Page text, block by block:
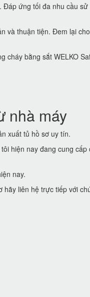
Đáp ứng tối đa nhu cầu sử
và thuận tiện. Đem lại cho
cháy bằng sắt WELKO
nhà máy
xuất tủ hồ sơ uy tín.
hiện nay đang cung cấp
nay.
hãy liên hệ trực tiếp với